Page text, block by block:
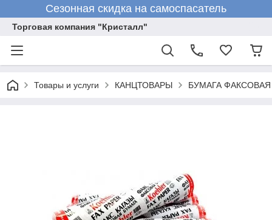
Сезонная скидка на самоспасатель
Торговая компания "Кристалл"
Товары и услуги КАНЦТОВАРЫ БУМАГА ФАКСОВАЯ